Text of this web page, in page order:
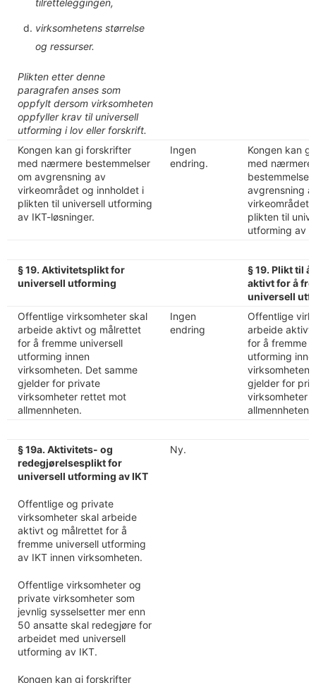
tilretteleggingen,
virksomhetens størrelse
og ressurser.
Plikten etter denne
paragrafen anses som
oppfylt dersom virksomheten
oppfyller krav til universell
utforming i lov eller forskrift.
Kongen kan gi forskrifter
med nærmere bestemmelser
om avgrensning av
virkeområdet og innholdet i
plikten til universell utforming
av IKT-løsninger.
Ingen
endring.
Kongen kan
med nærmere
bestemmelser
avgrensning
virkeområdet
plikten til
utforming av
§ 19. Aktivitetsplikt for
universell utforming
§ 19. Plikt til å
aktivt for å
universell
Offentlige virksomheter skal
arbeide aktivt og målrettet
for å fremme universell
utforming innen
virksomheten. Det samme
gjelder for private
virksomheter rettet mot
allmennheten.
Ingen
endring
Offentlige
arbeide aktivt
for å fremme
utforming
virksomheten.
gjelder for
virksomheter
allmennheten.
§ 19a. Aktivitets- og
redegjørelsesplikt for
universell utforming av IKT
Offentlige og private
virksomheter skal arbeide
aktivt og målrettet for å
fremme universell utforming
av IKT innen virksomheten.
Offentlige virksomheter og
private virksomheter som
jevnlig sysselsetter mer enn
50 ansatte skal redegjøre for
arbeidet med universell
utforming av IKT.
Kongen kan gi forskrifter
Ny.